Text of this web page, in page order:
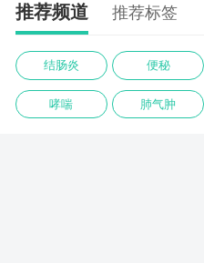
推荐频道 推荐标签
结肠炎 便秘
哮喘 肺气肿